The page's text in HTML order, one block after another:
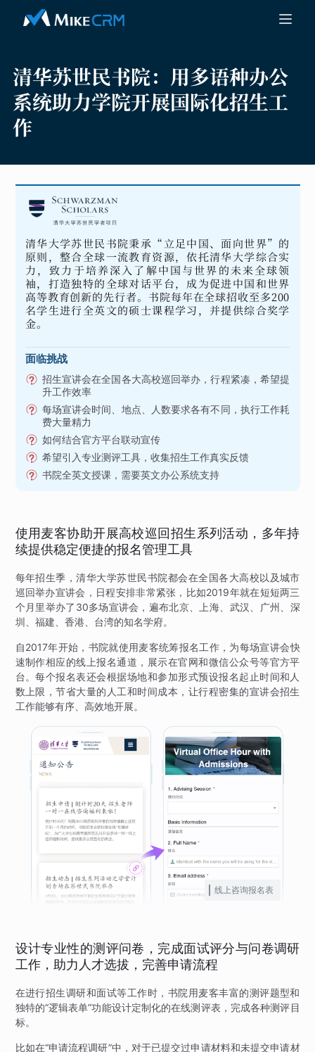
清华苏世民书院： 用多语种办公
系统助力学院开展国际化招生工
作
清华大学苏世民书院秉承“立足中国、面向世界”的
原则，整合全球一流教育资源，依托清华大学综合实
力，致力于培养深入了解中国与世界的未来全球领
袖，打造独特的全球对话平台，成为促进中国和世界
高等教育创新的先行者。书院每年在全球招收至多200
名学生进行全英文的硕士课程学习，并提供综合奖学
金。
面临挑战
招生宣讲会在全国各大高校巡回举办，行程紧凑，希望提
升工作效率
每场宣讲会时间、地点、人数要求各有不同，执行工作耗
费大量精力
如何结合官方平台联动宣传
希望引入专业测评工具，收集招生工作真实反馈
书院全英文授课，需要英文办公系统支持
使用麦客协助开展高校巡回招生系列活动，多年持
续提供稳定便捷的报名管理工具
每年招生季，清华大学苏世民书院都会在全国各大高校以及城市
巡回举办宣讲会，日程安排非常紧张，比如2019年就在短短两三
个月里举办了30多场宣讲会，遍布北京、上海、武汉、广州、深
圳、福建、香港、台湾的知名学府。
自2017年开始，书院就使用麦客统筹报名工作，为每场宣讲会快
速制作相应的线上报名通道，展示在官网和微信公众号等官方平
台。每个报名表还会根据场地和参加形式预设报名起止时间和人
数上限，节省大量的人工和时间成本，让行程密集的宣讲会招生
工作能够有序、高效地开展。
线上咨询报名表
设计专业性的测评问卷，完成面试评分与问卷调研
工作，助力人才选拔，完善申请流程
在进行招生调研和面试等工作时，书院用麦客丰富的测评题型和
独特的“逻辑表单”功能设计定制化的在线测评表，完成各种测评目
标。
比如在“申请流程调研”中，对于已提交过申请材料和未提交申请材